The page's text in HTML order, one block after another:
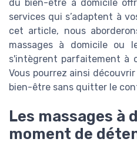
du bien-être à domicile
services qui s’adaptent à
cet article, nous
massages à domicile ou
s'intègrent parfaitement à
Vous pourrez ainsi
bien-être sans quitter le
Les massages à
moment de